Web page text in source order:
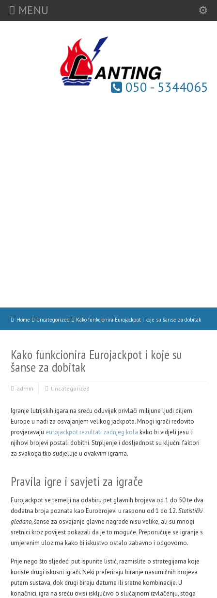
MENU
050 - 5344065
Home Uncategorized Kako funkcionira Eurojackpot i koje su šanse za dobitak
Kako funkcionira Eurojackpot i koje su
šanse za dobitak
admin Uncategorized
Igranje lutrijskih igara na sreću oduvijek privlači milijune ljudi diljem
Europe u nadi za osvajanjem velikog jackpota. Mnogi igrači redovito
provjeravaju eurojackpot rezultati zadnjeg kola kako bi vidjeli jesu li
njihovi brojevi postali dobitni. Strpljenje i dosljednost su ključni faktori
za svakoga tko sudjeluje u ovakvim igrama.
Pravila igre i savjeti za igrače
Eurojackpot se temelji na odabiru pet glavnih brojeva od 1 do 50 te dva
dodatna broja poznata kao Eurobrojevi u rasponu od 1 do 12.Statistički
gledano, šanse za osvajanje glavne nagrade nisu velike, ali su mnogi
sretnici kroz povijest pokazali da je to moguće. Preporučuje se igranje s
umjerenim ulozima kako bi iskustvo ostalo zabavno i odgovorno.
Prije nego što sljedeći put ispunite listić, razmislite o strategijama koje
koriste drugi iskusni igrači. Neki preferiraju biranje nasumičnih brojeva
putem sustava, dok drugi biraju datume ili sretne kombinacije. U
konačnici, igra na sreću ovisi isključivo o slučajnom izvlačenju, stoga